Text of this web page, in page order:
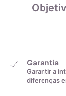
Garantia
Garantir a
diferenças